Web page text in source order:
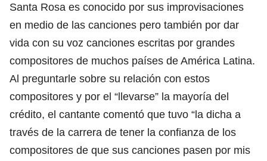
Santa Rosa es conocido por sus improvisaciones
en medio de las canciones pero también por dar
vida con su voz canciones escritas por grandes
compositores de muchos países de América Latina.
Al preguntarle sobre su relación con estos
compositores y por el “llevarse” la mayoría del
crédito, el cantante comentó que tuvo “la dicha a
través de la carrera de tener la confianza de los
compositores de que sus canciones pasen por mis